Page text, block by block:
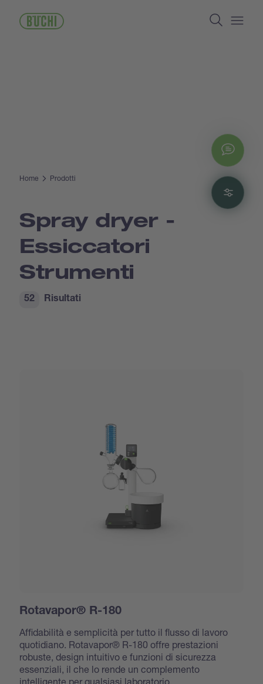
contenuto
Search
Home Prodotti
Spray dryer -
Essiccatori
Strumenti
Risultati
52
Rotavapor® R-180
Affidabilità e semplicità per tutto il flusso di lavoro
quotidiano. Rotavapor® R-180 offre prestazioni
robuste, design intuitivo e funzioni di sicurezza
essenziali, il che lo rende un complemento
intelligente per qualsiasi laboratorio.